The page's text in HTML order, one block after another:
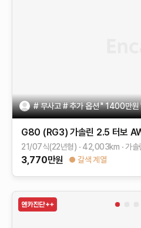
# 무사고 # 추가 옵션 " 1400만원
G80 (RG3) 가솔린 2.5 터보
21/07식(22년형) 42,003km 가솔
3,770만원 갈색 계열